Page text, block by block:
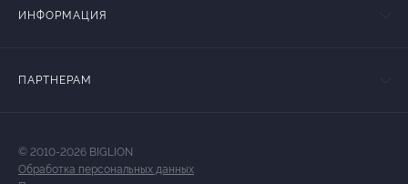
ИНФОРМАЦИЯ
ПАРТНЕРАМ
© 2010-2026 BIGLION
Обработка персональных данных